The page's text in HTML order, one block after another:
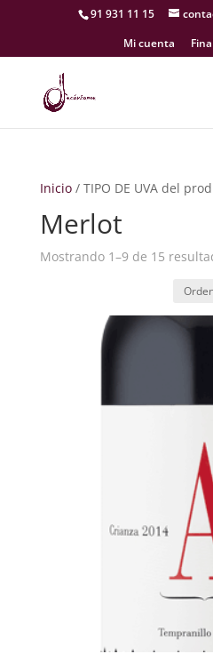
91 931 11 15
Mi cuenta
Inicio/ TIPO DE UVA del
Merlot
Mostrando 1–9 de 15